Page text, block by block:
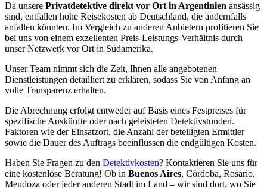
Da unsere Privatdetektive direkt vor Ort in Argentinien ansässig
sind, entfallen hohe Reisekosten ab Deutschland, die andernfalls
anfallen könnten. Im Vergleich zu anderen Anbietern profitieren Sie
bei uns von einem exzellenten Preis-Leistungs-Verhältnis durch
unser Netzwerk vor Ort in Südamerika.
Unser Team nimmt sich die Zeit, Ihnen alle angebotenen
Dienstleistungen detailliert zu erklären, sodass Sie von Anfang an
volle Transparenz erhalten.
Die Abrechnung erfolgt entweder auf Basis eines Festpreises für
spezifische Auskünfte oder nach geleisteten Detektivstunden.
Faktoren wie der Einsatzort, die Anzahl der beteiligten Ermittler
sowie die Dauer des Auftrags beeinflussen die endgültigen Kosten.
Haben Sie Fragen zu den Detektivkosten? Kontaktieren Sie uns für
eine kostenlose Beratung! Ob in Buenos Aires, Córdoba, Rosario,
Mendoza oder jeder anderen Stadt im Land – wir sind dort, wo Sie